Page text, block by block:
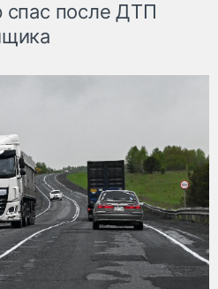
спас после ДТП